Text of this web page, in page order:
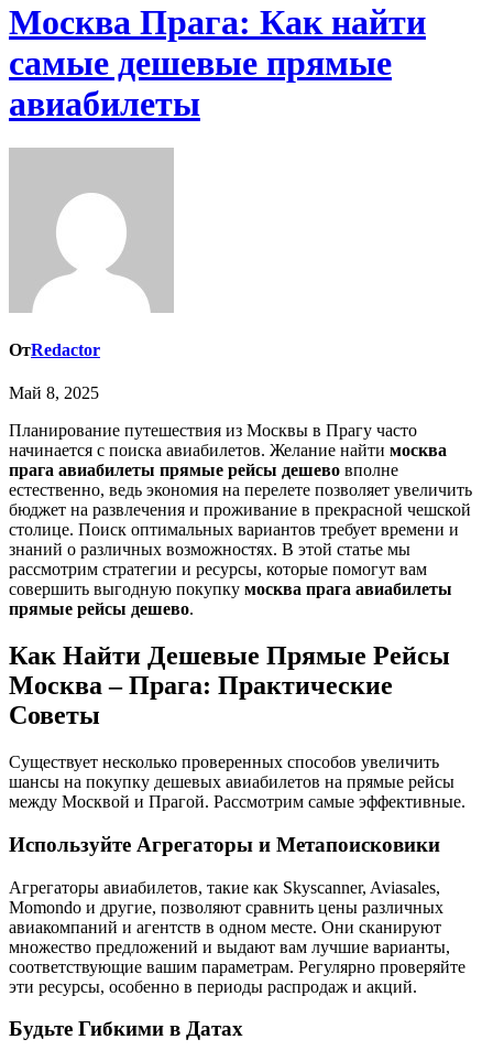
Москва Прага: Как найти
самые дешевые прямые
авиабилеты
ОтRedactor
Май 8, 2025
Планирование путешествия из Москвы в Прагу часто
начинается с поиска авиабилетов. Желание найти москва
прага авиабилеты прямые рейсы дешево вполне
естественно, ведь экономия на перелете позволяет увеличить
бюджет на развлечения и проживание в прекрасной чешской
столице. Поиск оптимальных вариантов требует времени и
знаний о различных возможностях. В этой статье мы
рассмотрим стратегии и ресурсы, которые помогут вам
совершить выгодную покупку москва прага авиабилеты
прямые рейсы дешево.
Как Найти Дешевые Прямые Рейсы
Москва ‒ Прага: Практические
Советы
Существует несколько проверенных способов увеличить
шансы на покупку дешевых авиабилетов на прямые рейсы
между Москвой и Прагой. Рассмотрим самые эффективные.
Используйте Агрегаторы и Метапоисковики
Агрегаторы авиабилетов, такие как Skyscanner, Aviasales,
Momondo и другие, позволяют сравнить цены различных
авиакомпаний и агентств в одном месте. Они сканируют
множество предложений и выдают вам лучшие варианты,
соответствующие вашим параметрам. Регулярно проверяйте
эти ресурсы, особенно в периоды распродаж и акций.
Будьте Гибкими в Датах